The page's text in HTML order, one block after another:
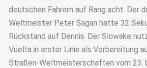
deutschen Fahrern auf Rang acht. Der
Weltmeister Peter Sagan hatte 32
Rückstand auf Dennis. Der Slowake
Vuelta in erster Linie als Vorbereitung
Straßen-Weltmeisterschaften vom 23.